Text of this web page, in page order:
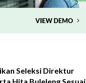
Seleksi Direktur